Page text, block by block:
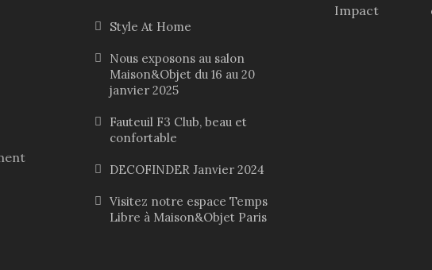
Style At Home
Nous exposons au salon
Maison&Objet du 16 au 20
janvier 2025
Fauteuil F3 Club, beau et
confortable
DECOFINDER Janvier 2024
Visitez notre espace Temps
Libre à Maison&Objet Paris